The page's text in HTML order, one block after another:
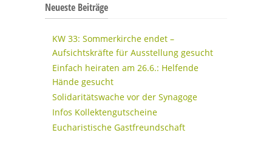
Neueste Beiträge
KW 33: Sommerkirche endet –
Aufsichtskräfte für Ausstellung gesucht
Einfach heiraten am 26.6.: Helfende
Hände gesucht
Solidaritätswache vor der Synagoge
Infos Kollektengutscheine
Eucharistische Gastfreundschaft